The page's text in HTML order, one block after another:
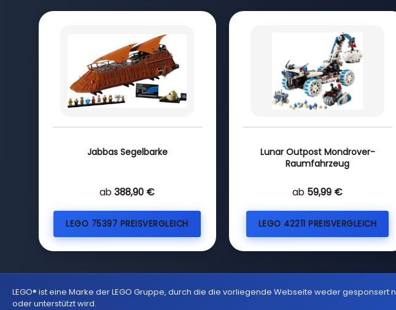
Jabbas Segelbarke
ab 388,90 €
LEGO 75397 PREISVERGLEICH
Lunar Outpost Mondrover-
Raumfahrzeug
ab 59,99 €
LEGO 42211 PREISVERGLEICH
LEGO® ist eine Marke der LEGO Gruppe, durch die die vorliegende Webseite weder gesponsert
oder unterstützt wird.